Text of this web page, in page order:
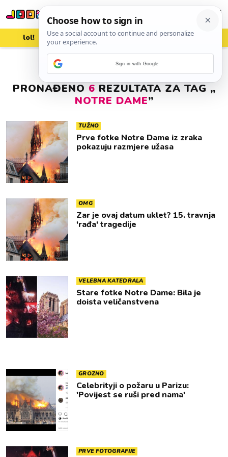
lol! aww vrh! woot?!
PRONAĐENO 6 REZULTATA ZA TAG „
NOTRE DAME”
TUŽNO
Prve fotke Notre Dame iz zraka
pokazuju razmjere užasa
OMG
Zar je ovaj datum uklet? 15. travnja
'rađa' tragedije
VELEBNA KATEDRALA
Stare fotke Notre Dame: Bila je
doista veličanstvena
GROZNO
Celebrityji o požaru u Parizu:
'Povijest se ruši pred nama'
PRVE FOTOGRAFIJE
Sign in with Google